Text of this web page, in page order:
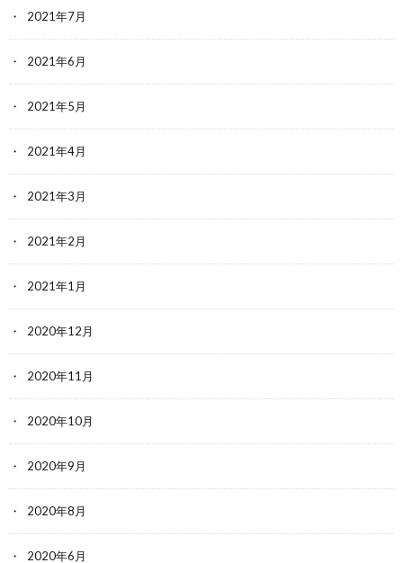
2021年7月
2021年6月
2021年5月
2021年4月
2021年3月
2021年2月
2021年1月
2020年12月
2020年11月
2020年10月
2020年9月
2020年8月
2020年6月